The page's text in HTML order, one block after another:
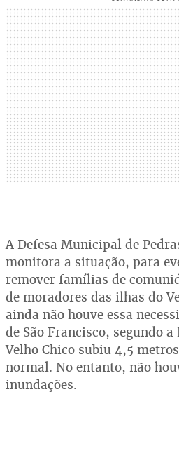
A Defesa Municipal de
monitora a situação, para
remover famílias de
de moradores das ilhas do
ainda não houve essa
de São Francisco, segundo
Velho Chico subiu 4,5
normal. No entanto, não
inundações.